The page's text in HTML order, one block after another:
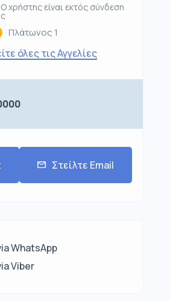
Ο χρήστης είναι εκτός σύνδεση
ς
Πλάτωνος 1
όλες τις Αγγελίες
Στείλτε Email
WhatsApp
Viber